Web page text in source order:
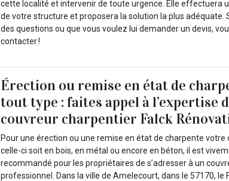
cette localité et intervenir de toute urgence. Elle effectuera
de votre structure et proposera la solution la plus adéquate.
des questions ou que vous voulez lui demander un devis,
contacter !
Érection ou remise en état de
tout type : faites appel à l’expertise
couvreur charpentier Falck
Pour une érection ou une remise en état de charpente votre
celle-ci soit en bois, en métal ou encore en béton, il est
recommandé pour les propriétaires de s’adresser à un
professionnel. Dans la ville de Amelecourt, dans le 57170, le